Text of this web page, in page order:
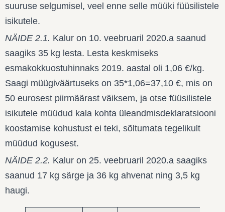
suuruse selgumisel, veel enne selle müüki füüsilistele
isikutele.
NÄIDE 2.1. Kalur on 10. veebruaril 2020.a saanud
saagiks 35 kg lesta. Lesta keskmiseks
esmakokkuostuhinnaks 2019. aastal oli 1,06 €/kg.
Saagi müügiväärtuseks on 35*1,06=37,10 €, mis on
50 eurosest piirmäärast väiksem, ja otse füüsilistele
isikutele müüdud kala kohta üleandmisdeklaratsiooni
koostamise kohustust ei teki, sõltumata tegelikult
müüdud kogusest.
NÄIDE 2.2. Kalur on 25. veebruaril 2020.a saagiks
saanud 17 kg särge ja 36 kg ahvenat ning 3,5 kg
haugi.